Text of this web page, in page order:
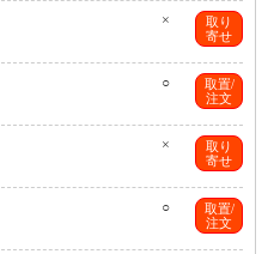
取り
寄せ
×
取置/
注文
○
取り
寄せ
×
取置/
注文
○